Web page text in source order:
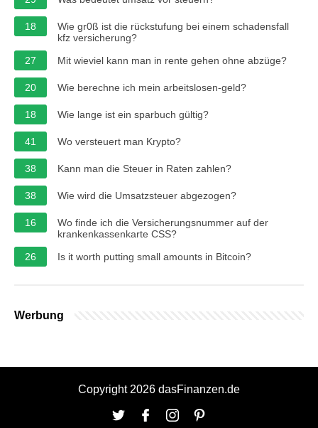
18
Wie gr0ß ist die rückstufung bei einem schadensfall
kfz versicherung?
27
Mit wieviel kann man in rente gehen ohne abzüge?
20 Wie berechne ich mein arbeitslosen-geld?
18 Wie lange ist ein sparbuch gültig?
41 Wo versteuert man Krypto?
38 Kann man die Steuer in Raten zahlen?
38 Wie wird die Umsatzsteuer abgezogen?
16
Wo finde ich die Versicherungsnummer auf der
krankenkassenkarte CSS?
26
Is it worth putting small amounts in Bitcoin?
Werbung
Copyright 2026 dasFinanzen.de